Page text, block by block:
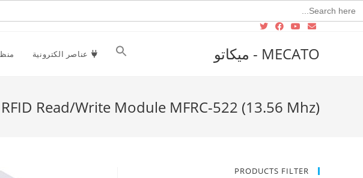
Search
for:
MECATO - ميكاتو عناصر الكترونية
RFID Read/Write Module MFRC-522 (13.56 Mhz)
PRODUCTS FILTER